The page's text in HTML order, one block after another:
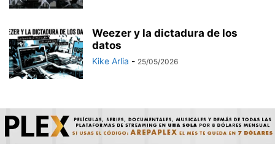
Weezer y la dictadura de los
datos
Kike Arlia - 25/05/2026